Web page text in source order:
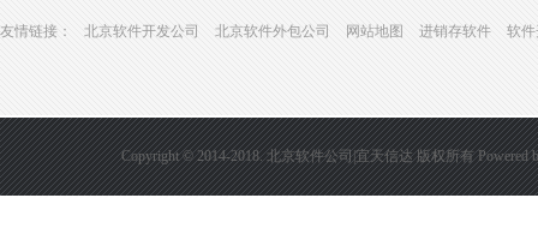
友情链接： 北京软件开发公司 北京软件外包公司 网站地图 进销存软件 软
Copyright © 2014-2018. 北京软件公司|宜天信达 版权所有Powered